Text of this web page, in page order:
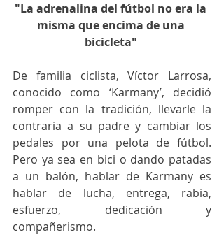
"La adrenalina del fútbol no era la
misma que encima de una
bicicleta"
De familia ciclista, Víctor Larrosa,
conocido como ‘Karmany’, decidió
romper con la tradición, llevarle la
contraria a su padre y cambiar los
pedales por una pelota de fútbol.
Pero ya sea en bici o dando patadas
a un balón, hablar de Karmany es
hablar de lucha, entrega, rabia,
esfuerzo, dedicación y
compañerismo.